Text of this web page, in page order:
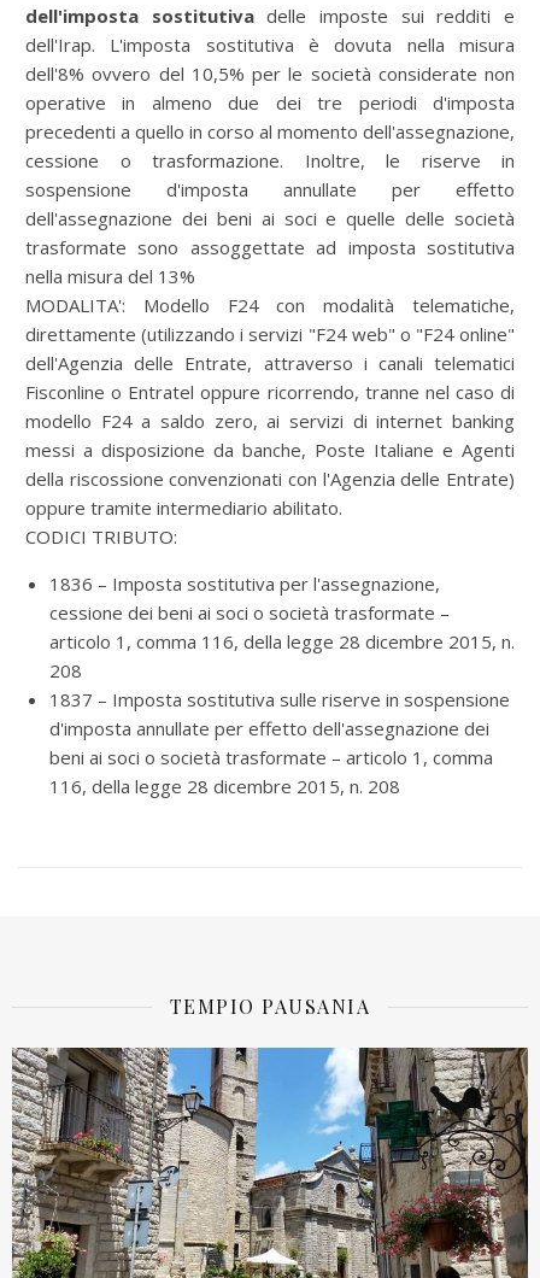
dell'imposta sostitutivadelle imposte sui redditi e
dell'Irap. L'imposta sostitutiva è dovuta nella misura
dell'8% ovvero del 10,5% per le società considerate non
operative in almeno due dei tre periodi d'imposta
precedenti a quello in corso al momento dell'assegnazione,
cessione o trasformazione. Inoltre, le riserve in
sospensione d'imposta annullate per effetto
dell'assegnazione dei beni ai soci e quelle delle società
trasformate sono assoggettate ad imposta sostitutiva
nella misura del 13%
MODALITA': Modello F24 con modalità telematiche,
direttamente (utilizzando i servizi "F24 web" o "F24 online"
dell'Agenzia delle Entrate, attraverso i canali telematici
Fisconline o Entratel oppure ricorrendo, tranne nel caso di
modello F24 a saldo zero, ai servizi di internet banking
messi a disposizione da banche, Poste Italiane e Agenti
della riscossione convenzionati con l'Agenzia delle Entrate)
oppure tramite intermediario abilitato.
CODICI TRIBUTO:
1836 – Imposta sostitutiva per l'assegnazione,
cessione dei beni ai soci o società trasformate –
articolo 1, comma 116, della legge 28 dicembre 2015, n.
208
1837 – Imposta sostitutiva sulle riserve in sospensione
d'imposta annullate per effetto dell'assegnazione dei
beni ai soci o società trasformate – articolo 1, comma
116, della legge 28 dicembre 2015, n. 208
TEMPIO PAUSANIA